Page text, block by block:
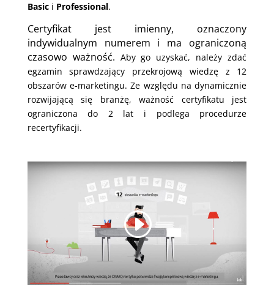
Basici Professional.
Certyfikat jest imienny, oznaczony
indywidualnym numerem i ma ograniczoną
czasowo ważność. Aby go uzyskać, należy zdać
egzamin sprawdzający przekrojową wiedzę z 12
obszarów e-marketingu. Ze względu na dynamicznie
rozwijającą się branżę, ważność certyfikatu jest
ograniczona do 2 lat i podlega procedurze
recertyfikacji.